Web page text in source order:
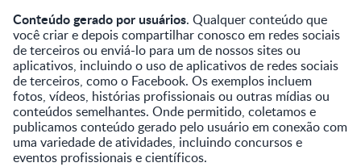
Conteúdo gerado por usuários. Qualquer conteúdo que
você criar e depois compartilhar conosco em redes sociais
de terceiros ou enviá-lo para um de nossos sites ou
aplicativos, incluindo o uso de aplicativos de redes sociais
de terceiros, como o Facebook. Os exemplos incluem
fotos, vídeos, histórias profissionais ou outras mídias ou
conteúdos semelhantes. Onde permitido, coletamos e
publicamos conteúdo gerado pelo usuário em conexão com
uma variedade de atividades, incluindo concursos e
eventos profissionais e científicos.